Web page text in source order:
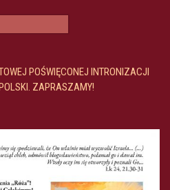
POŚWIĘCONEJ INTRONIZACJI
ZAPRASZAMY!